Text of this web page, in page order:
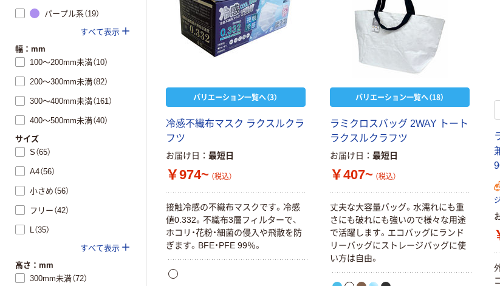
バリエーション一覧へ（3）
冷感不織布マ スク ラク ス ルク ラ
フツ
お届け日 最短日
￥974~ （税込）
接触冷感の不織布マスクです。 冷感
値0 332。 不織布3層フ ィ ルターで、
ホコ リ ・花粉・細菌の侵入 や飛散を防
ぎます。 BFE・PFE 99％。
バリエーション一覧へ（18）
ラ ミ ク ロ スバッグ 2WAY トー ト
ラク ス ルク ラ フツ
お届け日 最短日
￥407~ （税込）
丈夫な大容量バッグ。 水濡れにも重
さにも破れにも強いので様々な用途
で活躍 します。 エコ バッグにラン ド
リ ーバッグにス ト レージバッグに使
い方は自由。
9
パープル系（19）
すべて表示
幅：mm
100～200mm未満（10）
200～300mm未満（82）
300～400mm未満（161）
400～500mm未満（40）
サイズ
S（65）
A4（56）
小さめ（56）
フリー（42）
L（35）
すべて表示
高さ：mm
300mm未満（72）